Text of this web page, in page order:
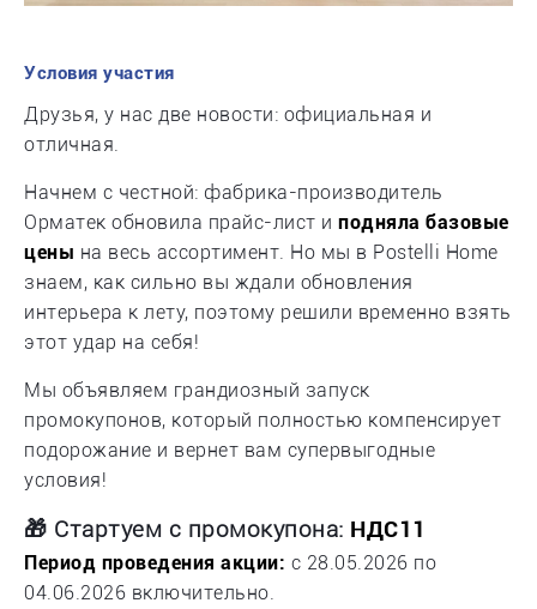
Условия участия
Друзья, у нас две новости: официальная и
отличная.
Начнем с честной: фабрика-производитель
Орматек обновила прайс-лист и подняла базовые
цены на весь ассортимент. Но мы в Postelli Home
знаем, как сильно вы ждали обновления
интерьера к лету, поэтому решили временно взять
этот удар на себя!
Мы объявляем грандиозный запуск
промокупонов, который полностью компенсирует
подорожание и вернет вам супервыгодные
условия!
🎁 Стартуем с промокупона: НДС11
Период проведения акции: с 28.05.2026 по
04.06.2026 включительно.